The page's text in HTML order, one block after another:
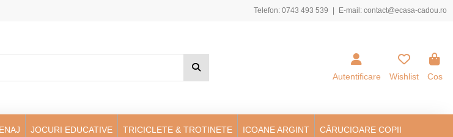
Telefon: 0743 493 539 E-mail: contact@ecasa-cadou.ro
Autentificare Wishlist Cos
JOCURI EDUCATIVE TRICICLETE & TROTINETE ICOANE ARGINT CĂRUCIOARE COPII